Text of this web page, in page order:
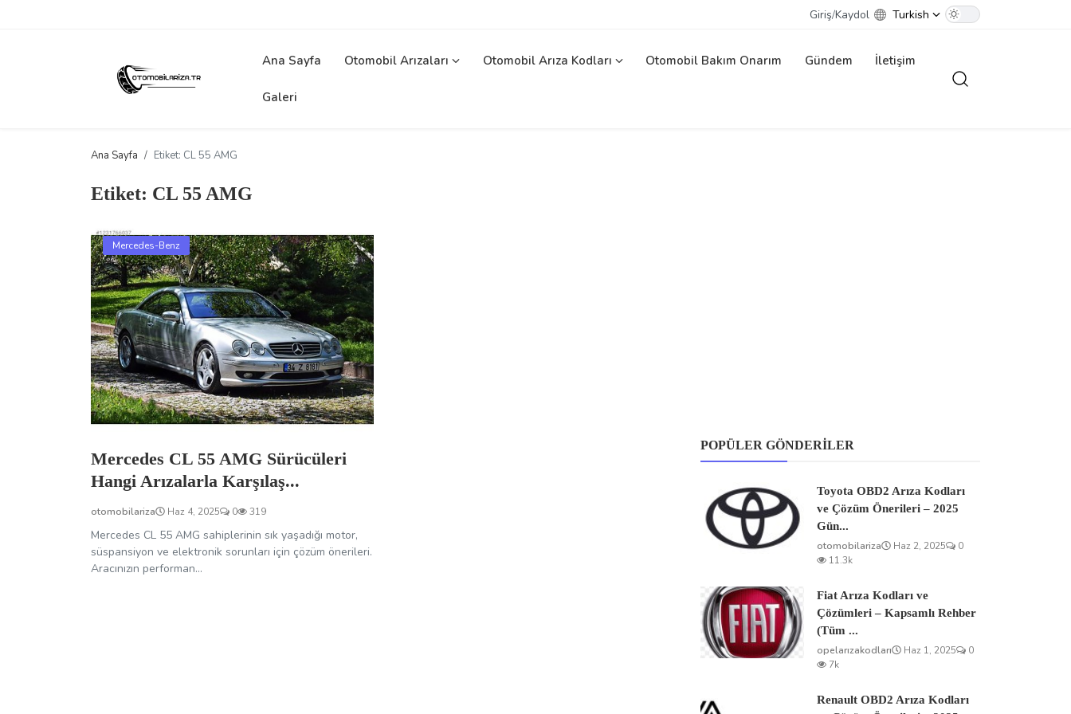
Giriş/Kaydol Turkish
Ana Sayfa Otomobil Arızaları Otomobil Arıza Kodları Otomobil Bakım Onarım Gündem İletişim
Galeri
Ana Sayfa Etiket: CL 55 AMG
Etiket: CL 55 AMG
Mercedes-Benz
Mercedes CL 55 AMG Sürücüleri
Hangi Arızalarla Karşılaş...
otomobilariza Haz 4, 2025 0 319
Mercedes CL 55 AMG sahiplerinin sık yaşadığı motor,
süspansiyon ve elektronik sorunları için çözüm önerileri.
Aracınızın performan...
POPÜLER GÖNDERILER
Toyota OBD2 Arıza Kodları
ve Çözüm Önerileri – 2025
Gün...
otomobilariza
Haz 2, 2025
0
11.3k
Fiat Arıza Kodları ve
Çözümleri – Kapsamlı Rehber
(Tüm ...
opelarızakodları
Haz 1, 2025
0
7k
Renault OBD2 Arıza Kodları